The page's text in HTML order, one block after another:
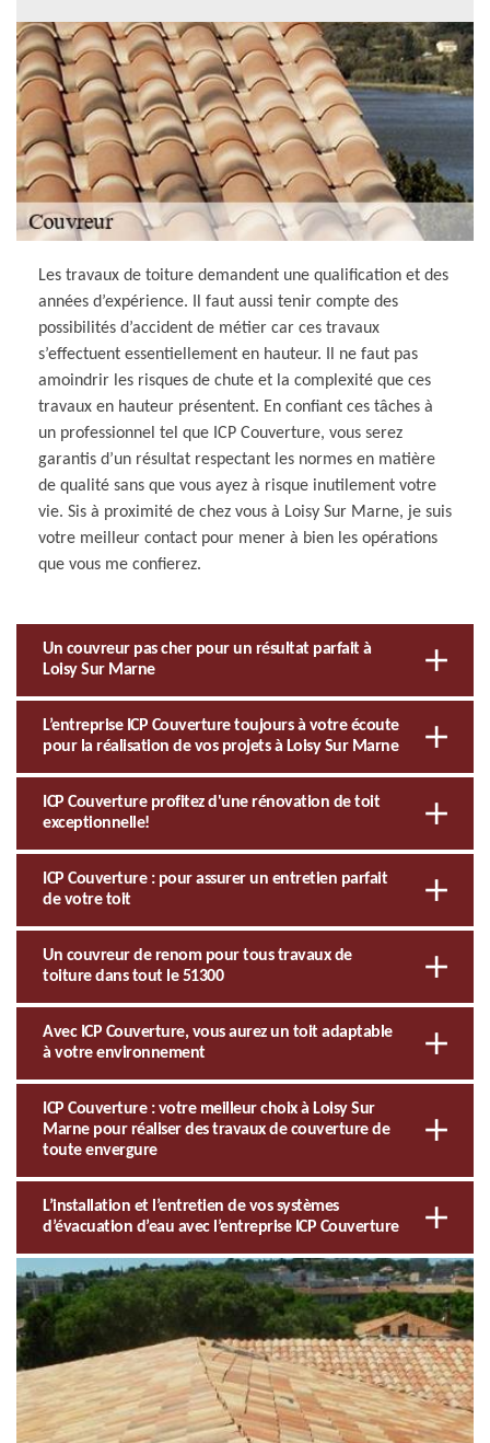
Les travaux de toiture demandent une qualification et des
années d’expérience. Il faut aussi tenir compte des
possibilités d’accident de métier car ces travaux
s’effectuent essentiellement en hauteur. Il ne faut pas
amoindrir les risques de chute et la complexité que ces
travaux en hauteur présentent. En confiant ces tâches à
un professionnel tel que ICP Couverture, vous serez
garantis d’un résultat respectant les normes en matière
de qualité sans que vous ayez à risque inutilement votre
vie. Sis à proximité de chez vous à Loisy Sur Marne, je suis
votre meilleur contact pour mener à bien les opérations
que vous me confierez.
Un couvreur pas cher pour un résultat parfait à
Loisy Sur Marne
L’entreprise ICP Couverture toujours à votre écoute
pour la réalisation de vos projets à Loisy Sur Marne
ICP Couverture profitez d'une rénovation de toit
exceptionnelle!
ICP Couverture : pour assurer un entretien parfait
de votre toit
Un couvreur de renom pour tous travaux de
toiture dans tout le 51300
Avec ICP Couverture, vous aurez un toit adaptable
à votre environnement
ICP Couverture : votre meilleur choix à Loisy Sur
Marne pour réaliser des travaux de couverture de
toute envergure
L’installation et l’entretien de vos systèmes
d’évacuation d’eau avec l’entreprise ICP Couverture